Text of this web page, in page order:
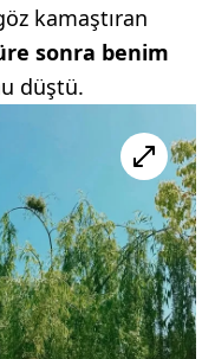
kamaştıran
sonra benim
düştü.